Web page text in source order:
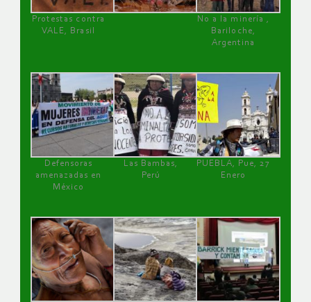
Protestas contra
VALE, Brasil
No a la minería ,
Bariloche,
Argentina
Defensoras
amenazadas en
México
Las Bambas,
Perú
PUEBLA, Pue, 27
Enero